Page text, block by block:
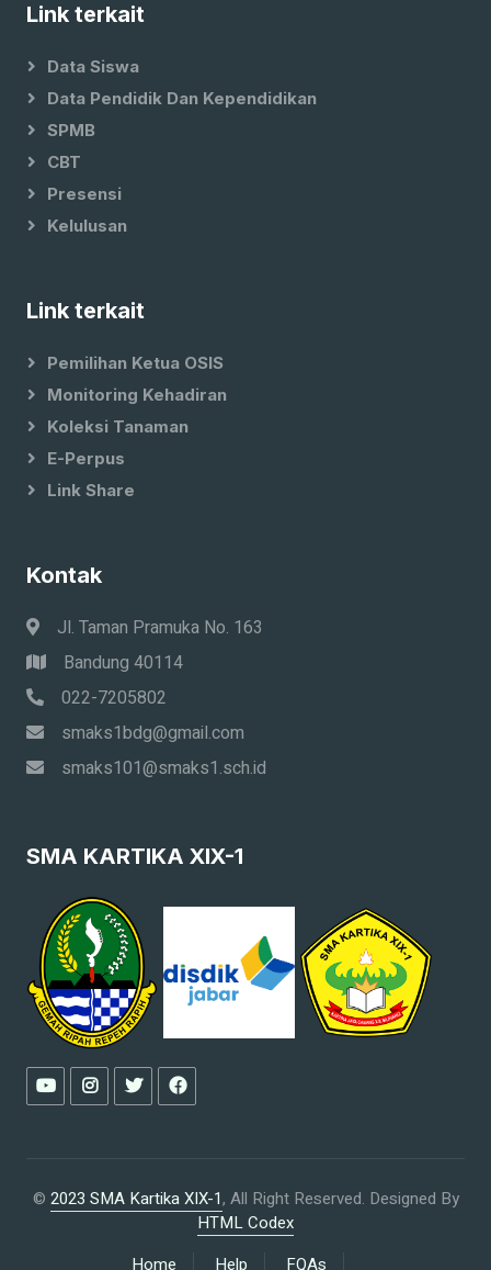
Link terkait
Data Siswa
Data Pendidik Dan Kependidikan
SPMB
CBT
Presensi
Kelulusan
Link terkait
Pemilihan Ketua OSIS
Monitoring Kehadiran
Koleksi Tanaman
E-Perpus
Link Share
Kontak
Jl. Taman Pramuka No. 163
Bandung 40114
022-7205802
smaks1bdg@gmail.com
smaks101@smaks1.sch.id
SMA KARTIKA XIX-1
© 2023 SMA Kartika XIX-1, All Right Reserved. Designed By
HTML Codex
Home
Help FQAs